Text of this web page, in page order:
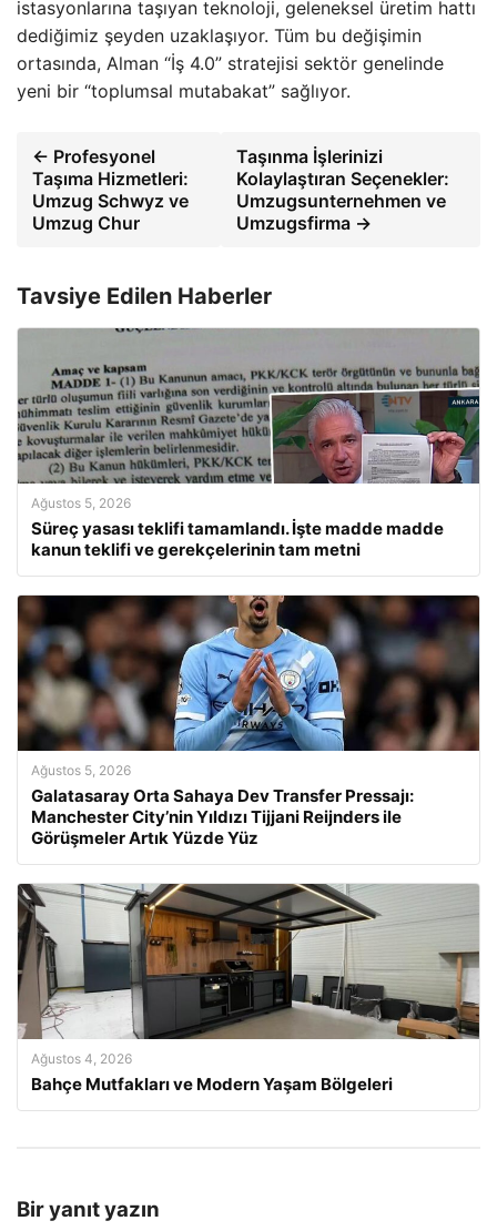
istasyonlarına taşıyan teknoloji, geleneksel üretim hattı
dediğimiz şeyden uzaklaşıyor. Tüm bu değişimin
ortasında, Alman “İş 4.0” stratejisi sektör genelinde
yeni bir “toplumsal mutabakat” sağlıyor.
← Profesyonel
Taşıma Hizmetleri:
Umzug Schwyz ve
Umzug Chur
Taşınma İşlerinizi
Kolaylaştıran Seçenekler:
Umzugsunternehmen ve
Umzugsfirma →
Tavsiye Edilen Haberler
Ağustos 5, 2026
Süreç yasası teklifi tamamlandı. İşte madde madde
kanun teklifi ve gerekçelerinin tam metni
Ağustos 5, 2026
Galatasaray Orta Sahaya Dev Transfer Pressajı:
Manchester City’nin Yıldızı Tijjani Reijnders ile
Görüşmeler Artık Yüzde Yüz
Ağustos 4, 2026
Bahçe Mutfakları ve Modern Yaşam Bölgeleri
Bir yanıt yazın